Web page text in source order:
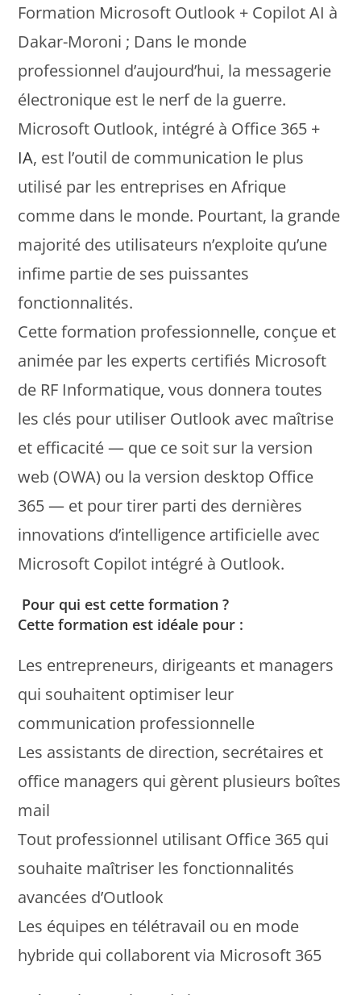
Formation Microsoft Outlook + Copilot AI à
Dakar-Moroni ; Dans le monde
professionnel d’aujourd’hui, la messagerie
électronique est le nerf de la guerre.
Microsoft Outlook, intégré à Office 365 +
IA, est l’outil de communication le plus
utilisé par les entreprises en Afrique
comme dans le monde. Pourtant, la grande
majorité des utilisateurs n’exploite qu’une
infime partie de ses puissantes
fonctionnalités.
Cette formation professionnelle, conçue et
animée par les experts certifiés Microsoft
de RF Informatique, vous donnera toutes
les clés pour utiliser Outlook avec maîtrise
et efficacité — que ce soit sur la version
web (OWA) ou la version desktop Office
365 — et pour tirer parti des dernières
innovations d’intelligence artificielle avec
Microsoft Copilot intégré à Outlook.
Pour qui est cette formation ?
Cette formation est idéale pour :
Les entrepreneurs, dirigeants et managers
qui souhaitent optimiser leur
communication professionnelle
Les assistants de direction, secrétaires et
office managers qui gèrent plusieurs boîtes
mail
Tout professionnel utilisant Office 365 qui
souhaite maîtriser les fonctionnalités
avancées d’Outlook
Les équipes en télétravail ou en mode
hybride qui collaborent via Microsoft 365